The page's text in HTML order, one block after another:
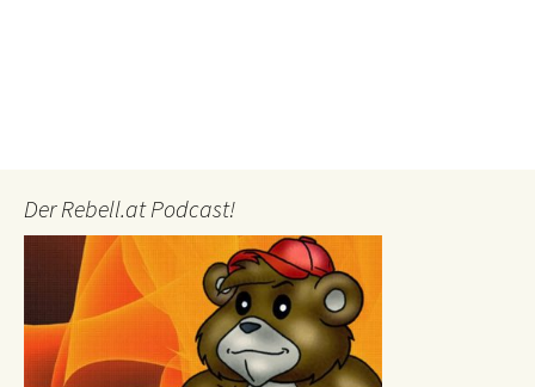
Der Rebell.at Podcast!